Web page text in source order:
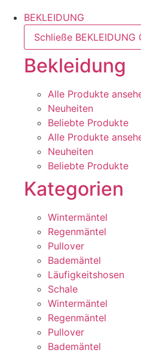
BEKLEIDUNG
Schließe BEKLEIDUNG
Bekleidung
Alle Produkte
Neuheiten
Beliebte Produkte
Alle Produkte
Neuheiten
Beliebte Produkte
Kategorien
Wintermäntel
Regenmäntel
Pullover
Bademäntel
Läufigkeitshosen
Schale
Wintermäntel
Regenmäntel
Pullover
Bademäntel